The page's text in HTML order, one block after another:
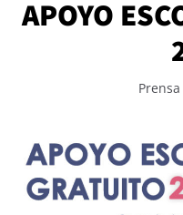
APOYO
Prensa